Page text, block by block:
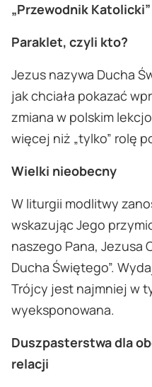
„Przewodnik
Paraklet, czyli kto?
Jezus nazywa Ducha
jak chciała pokazać
zmiana w polskim
więcej niż „tylko” rolę
Wielki nieobecny
W liturgii modlitwy
wskazując Jego
naszego Pana, Jezusa
Ducha Świętego”.
Trójcy jest najmniej w
wyeksponowana.
Duszpasterstwa dla
relacji